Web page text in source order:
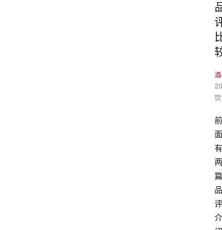
前
面
有
两
篇
品
评
介